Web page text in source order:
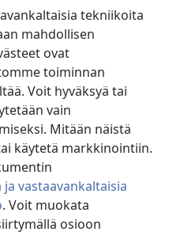
tekniikoita
mahdollisen
ovat
toiminnan
Voit hyväksyä tai
vain
Mitään näistä
käytetä markkinointiin.
vastaavankaltaisia
. Voit muokata
osioon
Tract Society of Pennsylvania.